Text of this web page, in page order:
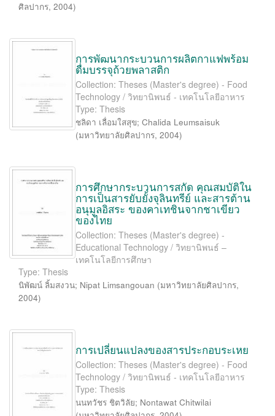
ศิลปากร, 2004)
การพัฒนากระบวนการผลิตกาแฟพร้อม
ดื่มบรรจุถ้วยพลาสติก
Collection: Theses (Master's degree) - Food
Technology / วิทยานิพนธ์ - เทคโนโลยีอาหาร
Type: Thesis
ชลิดา เลื่อมใสสุข; Chalida Leumsaisuk
(มหาวิทยาลัยศิลปากร, 2004)
การศึกษากระบวนการสกัด คุณสมบัติใน
การเป็นสารยับยั้งจุลินทรีย์ และสารต้าน
อนุมูลอิสระ ของคาเทชินจากชาเขียว
ของไทย
Collection: Theses (Master's degree) -
Educational Technology / วิทยานิพนธ์ –
เทคโนโลยีการศึกษา
Type: Thesis
นิพัฒน์ ลิ้มสงวน; Nipat Limsangouan (มหาวิทยาลัยศิลปากร,
2004)
การเปลี่ยนแปลงของสารประกอบระเหย
Collection: Theses (Master's degree) - Food
Technology / วิทยานิพนธ์ - เทคโนโลยีอาหาร
Type: Thesis
นนทวัชร ชิตวิลัย; Nontawat Chitwilai